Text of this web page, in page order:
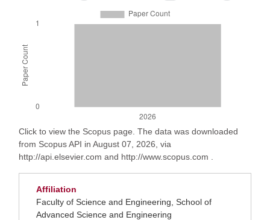
Click to view the Scopus page. The data was downloaded
from Scopus API in August 07, 2026, via
http://api.elsevier.com and http://www.scopus.com .
Affiliation
Faculty of Science and Engineering, School of
Advanced Science and Engineering